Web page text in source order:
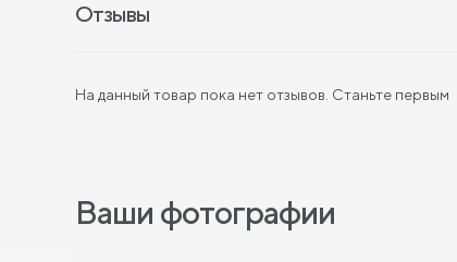
Отзывы
На данный товар пока нет отзывов. Станьте первым
Ваши фотографии